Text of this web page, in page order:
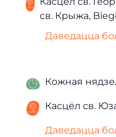
св. Крыжа,
Даведацца
Кожная
Касцёл св.
Даведацца